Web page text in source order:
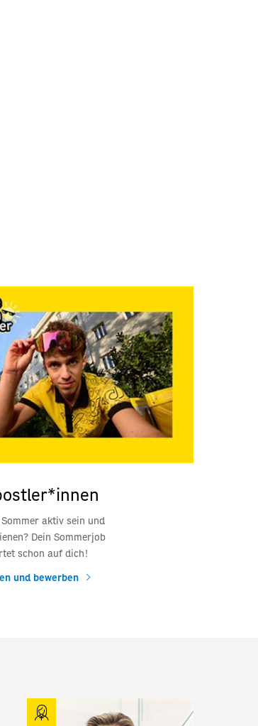
aktiv sein und
Dein Sommerjob
schon auf dich!
und bewerben